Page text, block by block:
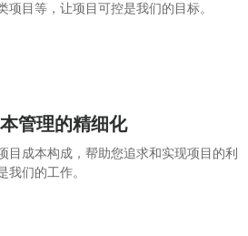
项目等，让项目可控是我们的目标。
管理的精细化
目成本构成，帮助您追求和实现项目的利
我们的工作。